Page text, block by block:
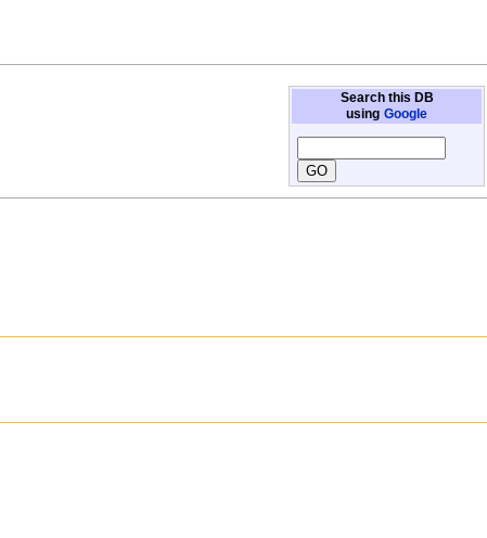
Search this DB
using Google